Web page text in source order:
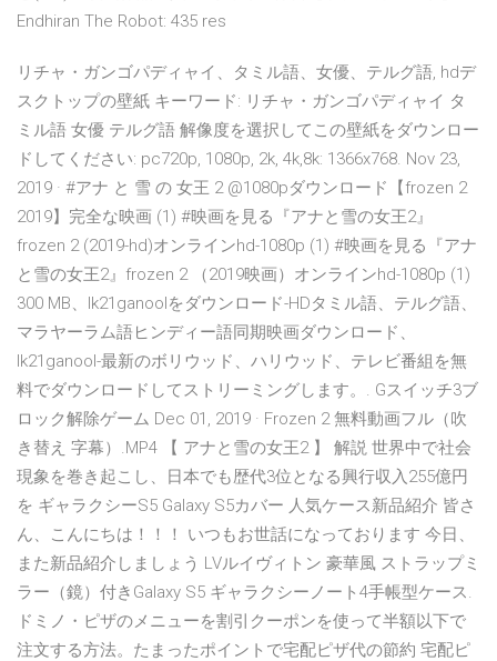
Endhiran The Robot: 435 res
リチャ・ガンゴパディャイ、タミル語、女優、テルグ語, hdデ
スクトップの壁紙 キーワード: リチャ・ガンゴパディャイ タ
ミル語 女優 テルグ語 解像度を選択してこの壁紙をダウンロー
ドしてください: pc720p, 1080p, 2k, 4k,8k: 1366x768. Nov 23,
2019 · #アナ と 雪 の 女王 2 @1080pダウンロード【frozen 2
2019】完全な映画 (1) #映画を見る『アナと雪の女王2』
frozen 2 (2019-hd)オンラインhd-1080p (1) #映画を見る『アナ
と雪の女王2』frozen 2 （2019映画）オンラインhd-1080p (1)
300 MB、lk21ganoolをダウンロード-HDタミル語、テルグ語、
マラヤーラム語ヒンディー語同期映画ダウンロード、
lk21ganool-最新のボリウッド、ハリウッド、テレビ番組を無
料でダウンロードしてストリーミングします。. Gスイッチ3ブ
ロック解除ゲーム Dec 01, 2019 · Frozen 2 無料動画フル（吹
き替え 字幕）.MP4 【 アナと雪の女王2 】 解説 世界中で社会
現象を巻き起こし、日本でも歴代3位となる興行収入255億円
を ギャラクシーS5 Galaxy S5カバー 人気ケース新品紹介 皆さ
ん、こんにちは！！！ いつもお世話になっております 今日、
また新品紹介しましょう LVルイヴィトン 豪華風 ストラップミ
ラー（鏡）付きGalaxy S5 ギャラクシーノート4手帳型ケース.
ドミノ・ピザのメニューを割引クーポンを使って半額以下で
注文する方法。たまったポイントで宅配ピザ代の節約 宅配ピ